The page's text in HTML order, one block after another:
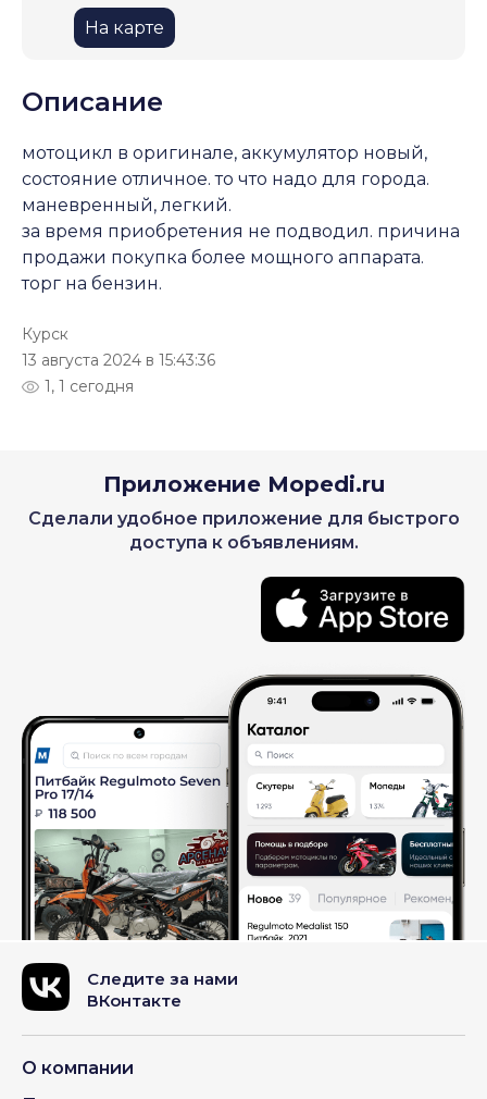
На карте
Описание
мотоцикл в оригинале, аккумулятор новый,
состояние отличное. то что надо для города.
маневренный, легкий.
за время приобретения не подводил. причина
продажи покупка более мощного аппарата.
торг на бензин.
Курск
13 августа 2024 в 15:43:36
1, 1 сегодня
Приложение Mopedi.ru
Сделали удобное приложение для быстрого
доступа к объявлениям.
Следите за нами
ВКонтакте
О компании